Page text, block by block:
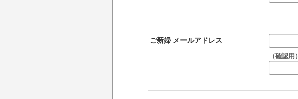
ご新婦 メールアドレス
（確認用）